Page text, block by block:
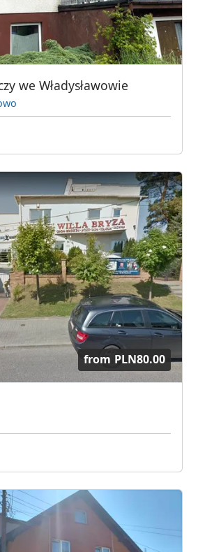
we Władysławowie
from PLN80.00